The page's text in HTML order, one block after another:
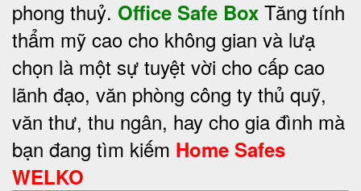
phong thuỷ. Office Safe Box Tăng tính
thẩm mỹ cao cho không gian và lưạ
chọn là một sự tuyệt vời cho cấp cao
lãnh đạo, văn phòng công ty thủ quỹ,
văn thư, thu ngân, hay cho gia đình mà
bạn đang tìm kiếm Home Safes
WELKO